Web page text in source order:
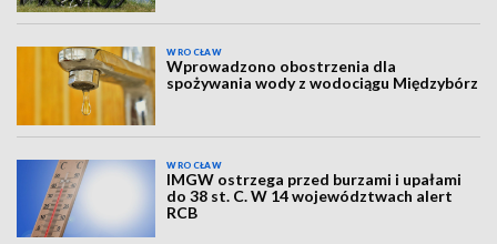
WROCŁAW
Wprowadzono obostrzenia dla
spożywania wody z wodociągu Międzybórz
WROCŁAW
IMGW ostrzega przed burzami i upałami
do 38 st. C. W 14 województwach alert
RCB